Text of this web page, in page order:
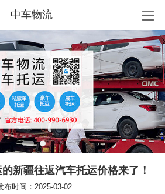
中车物流
新疆往返汽车托运价格来了！
布时间：2025-03-02